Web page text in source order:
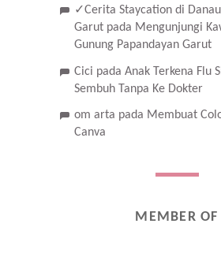
✓Cerita Staycation di
Garut pada Mengunjungi
Gunung Papandayan Garut
Cici pada Anak Terkena Flu
Sembuh Tanpa Ke Dokter
om arta pada Membuat
Canva
MEMBER OF